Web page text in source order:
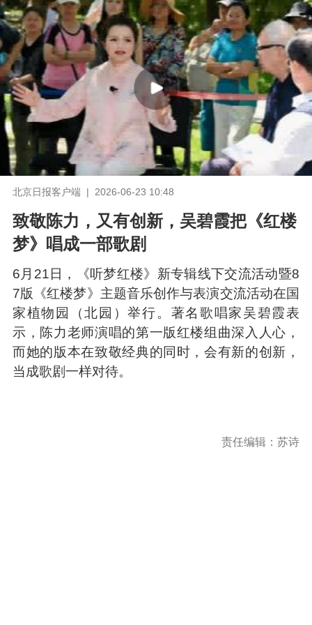
北京日报客户端 | 2026-06-23 10:48
致敬陈力，又有创新，吴碧霞把《红楼
梦》唱成一部歌剧
6月21日，《听梦红楼》新专辑线下交流活动暨8
7版《红楼梦》主题音乐创作与表演交流活动在国
家植物园（北园）举行。著名歌唱家吴碧霞表
示，陈力老师演唱的第一版红楼组曲深入人心，
而她的版本在致敬经典的同时，会有新的创新，
当成歌剧一样对待。
责任编辑：苏诗